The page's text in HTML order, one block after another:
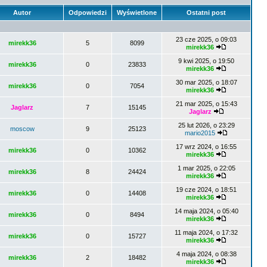
Autor Odpowiedzi Wyświetlone Ostatni post
mirekk36 5 8099
23 cze 2025, o 09:03
mirekk36
mirekk36 0 23833
9 kwi 2025, o 19:50
mirekk36
mirekk36 0 7054
30 mar 2025, o 18:07
mirekk36
Jaglarz 7 15145
21 mar 2025, o 15:43
Jaglarz
moscow 9 25123
25 lut 2026, o 23:29
mario2015
mirekk36 0 10362
17 wrz 2024, o 16:55
mirekk36
mirekk36 8 24424
1 mar 2025, o 22:05
mirekk36
mirekk36 0 14408
19 cze 2024, o 18:51
mirekk36
mirekk36 0 8494
14 maja 2024, o 05:40
mirekk36
mirekk36 0 15727
11 maja 2024, o 17:32
mirekk36
mirekk36 2 18482
4 maja 2024, o 08:38
mirekk36